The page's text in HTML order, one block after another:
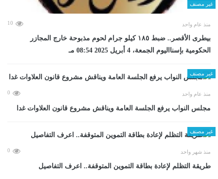
غير مصنف
منذ عام واحد 10
بيطرى الأقصر.. ضبط ١٨٥ كيلو جرام لحوم مذبوحة خارج المجازر
الحكومية بإسنااليوم الجمعة، 4 أبريل 2025 08:54 مـ
غير مصنف
منذ عام واحد 0
مجلس النواب يرفع الجلسة العامة ويناقش مشروع قانون العلاوات غدا
غير مصنف
منذ شهر واحد 0
طريقة التظلم لإعادة بطاقة التموين المتوقفة.. اعرف التفاصيل